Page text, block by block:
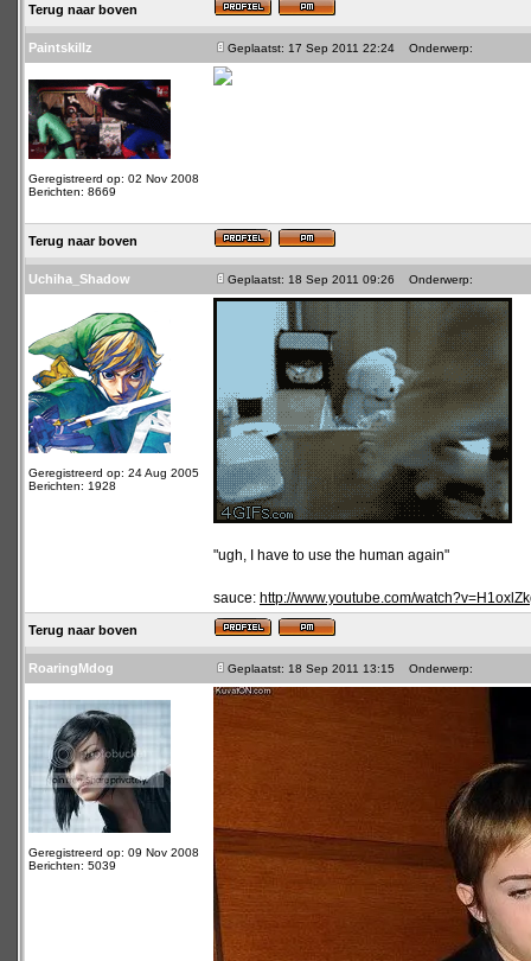
Terug naar boven
Paintskillz Geplaatst: 17 Sep 2011 22:24 Onderwerp:
Geregistreerd op: 02 Nov 2008
Berichten: 8669
Terug naar boven
Uchiha_Shadow Geplaatst: 18 Sep 2011 09:26 Onderwerp:
Geregistreerd op: 24 Aug 2005
Berichten: 1928
"ugh, I have to use the human again"
sauce: http://www.youtube.com/
Terug naar boven
RoaringMdog Geplaatst: 18 Sep 2011 13:15 Onderwerp:
Geregistreerd op: 09 Nov 2008
Berichten: 5039